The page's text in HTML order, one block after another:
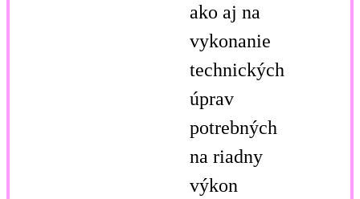
ako aj na
vykonanie
technických
úprav
potrebných
na riadny
výkon